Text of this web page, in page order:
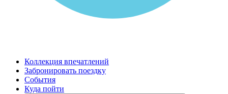
Коллекция впечатлений
Забронировать поездку
События
Куда пойти